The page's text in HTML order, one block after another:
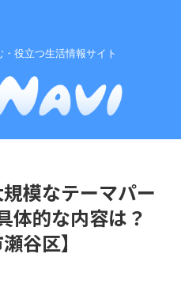
役立つ生活情報サイト
模なテーマパー
体的な内容は？
谷区】